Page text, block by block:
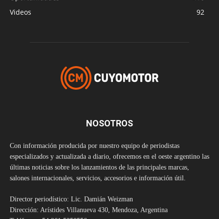
Videos
92
NOSOTROS
Con información producida por nuestro equipo de periodistas
especializados y actualizada a diario, ofrecemos en el oeste argentino las
últimas noticias sobre los lanzamientos de las principales marcas,
salones internacionales, servicios, accesorios e información útil.
Director periodístico: Lic. Damián Weizman
Dirección: Arístides Villanueva 430, Mendoza, Argentina